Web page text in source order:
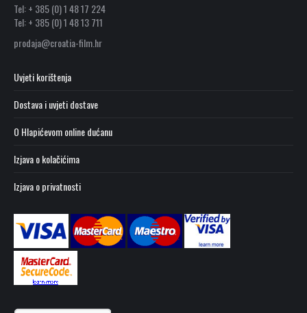
Tel: + 385 (0) 1 48 17 224
Tel: + 385 (0) 1 48 13 711
prodaja@croatia-film.hr
Uvjeti korištenja
Dostava i uvjeti dostave
O Hlapićevom online dućanu
Izjava o kolačićima
Izjava o privatnosti